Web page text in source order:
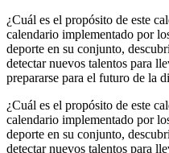
¿Cuál es el propósito de este
calendario implementado por
deporte en su conjunto,
detectar nuevos talentos para
prepararse para el futuro de la
¿Cuál es el propósito de este
calendario implementado por
deporte en su conjunto,
detectar nuevos talentos para